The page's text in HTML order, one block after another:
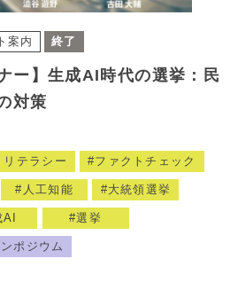
案内 終了
ー】生成AI時代の選挙：民
対策
リテラシー ファクトチェック
人工知能 大統領選挙
選挙
ポジウム